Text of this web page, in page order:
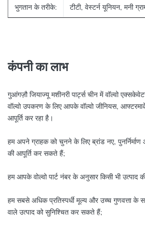
भुगतान के तरीके: टीटी, वेस्टर्न यूनियन, मनी
कंपनी का लाभ
गुआंगज़ौ जियाज्यू मशीनरी पार्ट्स चीन में वॉल्वो
वॉल्वो उपकरण के लिए आपके वॉल्वो जीनियस,
आपूर्ति कर रहा है।
हम अपने ग्राहक को चुनने के लिए ब्रांड नए, पुनर्निर्माण
की आपूर्ति कर सकते हैं;
हम आपके वोल्वो पार्ट नंबर के अनुसार किसी भी उत्पाद
हम सबसे अधिक प्रतिस्पर्धी मूल्य और उच्च गुणवत्ता के
वाले उत्पाद को सुनिश्चित कर सकते हैं;